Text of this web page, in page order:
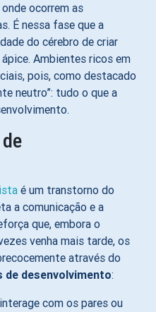
ocorrem as
É nessa fase que a
do cérebro de criar
Ambientes ricos em
pois, como destacado
neutro”: tudo o que a
é um transtorno do
a comunicação e a
que, embora o
venha mais tarde, os
através do
de desenvolvimento:
com os pares ou